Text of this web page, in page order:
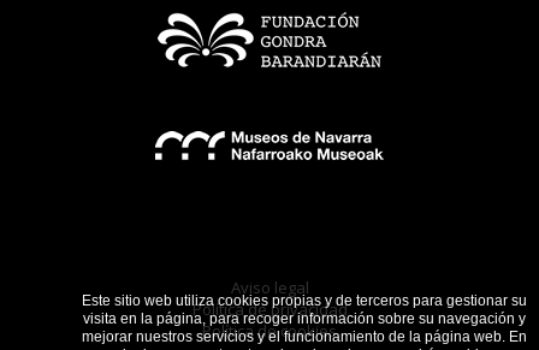
Este sitio web utiliza cookies propias y de terceros para gestionar su
visita en la página, para recoger información sobre su navegación y
mejorar nuestros servicios y el funcionamiento de la página web. En
Aviso legal
Política de privacidad
Política de cookies